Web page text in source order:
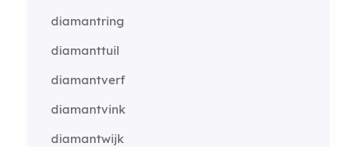
diamantring
diamanttuil
diamantverf
diamantvink
diamantwijk